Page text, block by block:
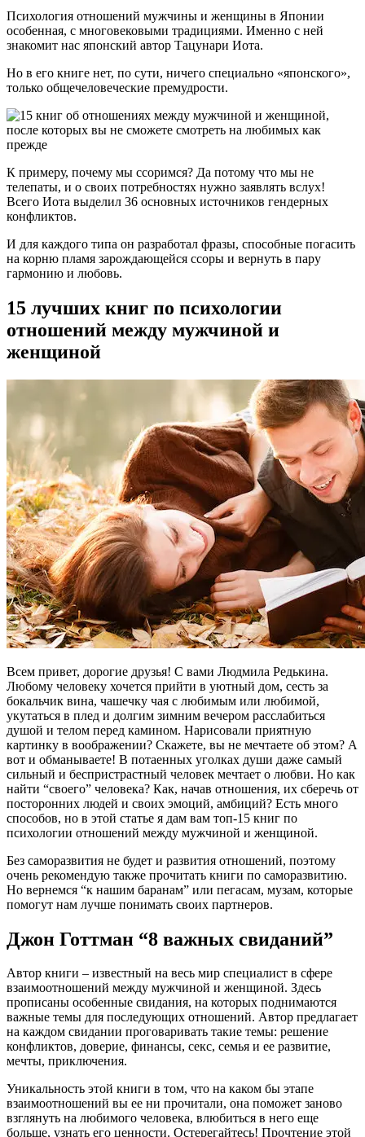
Психология отношений мужчины и женщины в Японии
особенная, с многовековыми традициями. Именно с ней
знакомит нас японский автор Тацунари Иота.
Но в его книге нет, по сути, ничего специально «японского»,
только общечеловеческие премудрости.
К примеру, почему мы ссоримся? Да потому что мы не
телепаты, и о своих потребностях нужно заявлять вслух!
Всего Иота выделил 36 основных источников гендерных
конфликтов.
И для каждого типа он разработал фразы, способные погасить
на корню пламя зарождающейся ссоры и вернуть в пару
гармонию и любовь.
15 лучших книг по психологии
отношений между мужчиной и
женщиной
Всем привет, дорогие друзья! С вами Людмила Редькина.
Любому человеку хочется прийти в уютный дом, сесть за
бокальчик вина, чашечку чая с любимым или любимой,
укутаться в плед и долгим зимним вечером расслабиться
душой и телом перед камином. Нарисовали приятную
картинку в воображении? Скажете, вы не мечтаете об этом? А
вот и обманываете! В потаенных уголках души даже самый
сильный и беспристрастный человек мечтает о любви. Но как
найти “своего” человека? Как, начав отношения, их сберечь от
посторонних людей и своих эмоций, амбиций? Есть много
способов, но в этой статье я дам вам топ-15 книг по
психологии отношений между мужчиной и женщиной.
Без саморазвития не будет и развития отношений, поэтому
очень рекомендую также прочитать книги по саморазвитию.
Но вернемся “к нашим баранам” или пегасам, музам, которые
помогут нам лучше понимать своих партнеров.
Джон Готтман “8 важных свиданий”
Автор книги – известный на весь мир специалист в сфере
взаимоотношений между мужчиной и женщиной. Здесь
прописаны особенные свидания, на которых поднимаются
важные темы для последующих отношений. Автор предлагает
на каждом свидании проговаривать такие темы: решение
конфликтов, доверие, финансы, секс, семья и ее развитие,
мечты, приключения.
Уникальность этой книги в том, что на каком бы этапе
взаимоотношений вы ее ни прочитали, она поможет заново
взглянуть на любимого человека, влюбиться в него еще
больше, узнать его ценности. Остерегайтесь! Прочтение этой